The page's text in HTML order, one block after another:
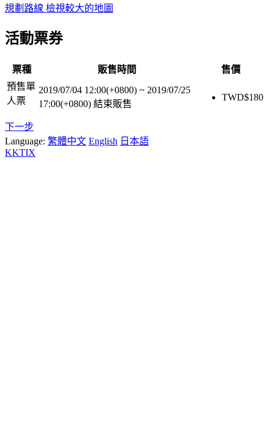
規劃路線 檢視較大的地圖
活動票券
票種 販售時間
售價
預售單
人票
2019/07/04 12:00(+0800) ~ 2019/07/25
17:00(+0800) 結束販售
TWD$180
下一步
Language: 繁體中文 English 日本語
KKTIX